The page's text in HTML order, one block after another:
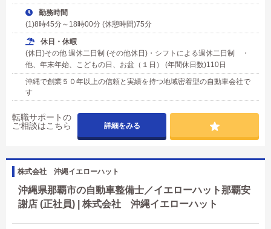
勤務時間
(1)8時45分～18時00分 (休憩時間)75分
休日・休暇
(休日)その他 週休二日制 (その他休日)・シフトによる週休二日制 ・
他、年末年始、こどもの日、お盆（１日） (年間休日数)110日
沖縄で創業５０年以上の信頼と実績を持つ地域密着型の自動車会社で
す
転職サポートの
ご相談はこちら
詳細をみる
株式会社 沖縄イエローハット
沖縄県那覇市の自動車整備士／イエローハット那覇安
謝店 (正社員) | 株式会社 沖縄イエローハット